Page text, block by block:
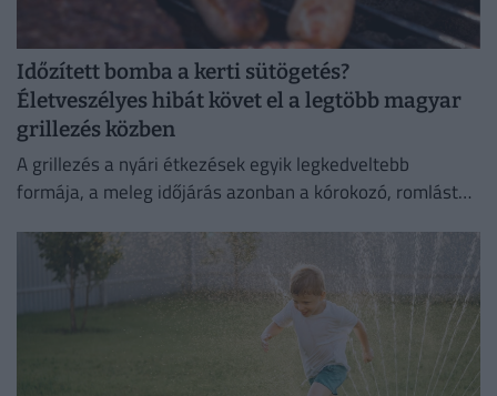
Időzített bomba a kerti sütögetés?
Életveszélyes hibát követ el a legtöbb magyar
grillezés közben
A grillezés a nyári étkezések egyik legkedveltebb
formája, a meleg időjárás azonban a kórokozó, romlást